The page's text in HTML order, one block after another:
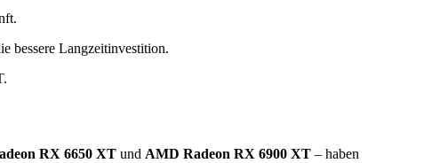
bessere Langzeitinvestition.
RX 6650 XT und AMD Radeon RX 6900 XT – haben